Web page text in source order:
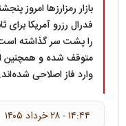
فدرال رزرو آمریکا
متوقف شده و همچنین
وارد فاز اصلاحی شده‌اند.
۱۴:۴۴ - ۲۸ خرداد ۱۴۰۵